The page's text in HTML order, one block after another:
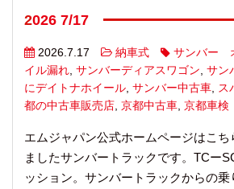
2026 7/17
2026.7.17 納車式
サンバー
イル漏れ, サンバーディアスワゴン, サン
にデイトナホイール, サンバー中古車, ス
都の中古車販売店, 京都中古車, 京都車検
エムジャパン公式ホームページはこち
ましたサンバートラックです。TC
ッション。サンバートラックからの乗